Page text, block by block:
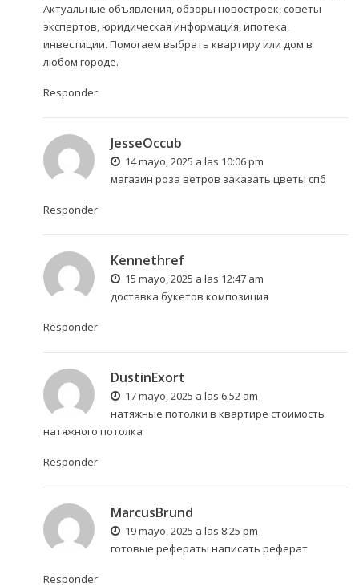
Актуальные объявления, обзоры новостроек, советы
экспертов, юридическая информация, ипотека,
инвестиции. Помогаем выбрать квартиру или дом в
любом городе.
Responder
JesseOccub
14 mayo, 2025 a las 10:06 pm
магазин роза ветров заказать цветы спб
Responder
Kennethref
15 mayo, 2025 a las 12:47 am
доставка букетов композиция
Responder
DustinExort
17 mayo, 2025 a las 6:52 am
натяжные потолки в квартире стоимость
натяжного потолка
Responder
MarcusBrund
19 mayo, 2025 a las 8:25 pm
готовые рефераты написать реферат
Responder